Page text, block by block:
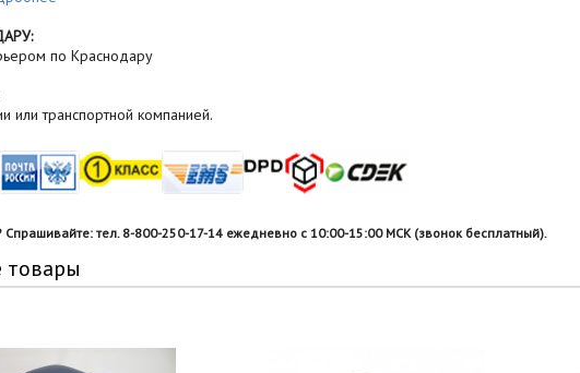
по Краснодару
или транспортной компанией.
Спрашивайте: тел. 8-800-250-17-14 ежедневно с 10:00-15:00 МСК (звонок бесплатный).